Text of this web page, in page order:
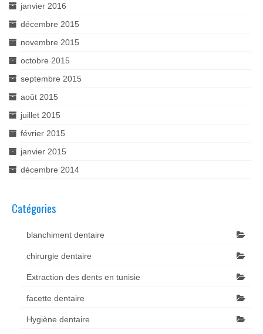
janvier 2016
décembre 2015
novembre 2015
octobre 2015
septembre 2015
août 2015
juillet 2015
février 2015
janvier 2015
décembre 2014
Catégories
blanchiment dentaire
chirurgie dentaire
Extraction des dents en tunisie
facette dentaire
Hygiène dentaire